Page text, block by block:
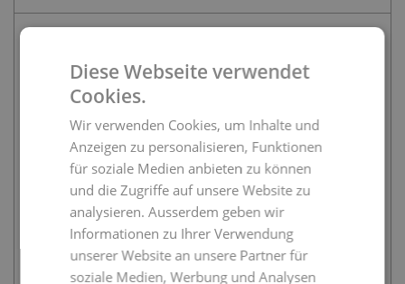
24.08.2026
ca. 3 Monate
Zürich
13:30 - 21:00
Präsenzkurs inkl. Kursunterlagen und Zertifikatsprüfung
Kick-off Veranstaltung "Einführung in den Studiengang und
Systeme" findet online am 24.08.2026 10:00-12:00 Uhr statt.
Anmelden
CHF 2’600.00
Diese Webseite verwendet
Cookies.
Wir verwenden Cookies, um Inhalte und
Anzeigen zu personalisieren, Funktionen
für soziale Medien anbieten zu können
und die Zugriffe auf unsere Website zu
analysieren. Ausserdem geben wir
Informationen zu Ihrer Verwendung
unserer Website an unsere Partner für
soziale Medien, Werbung und Analysen